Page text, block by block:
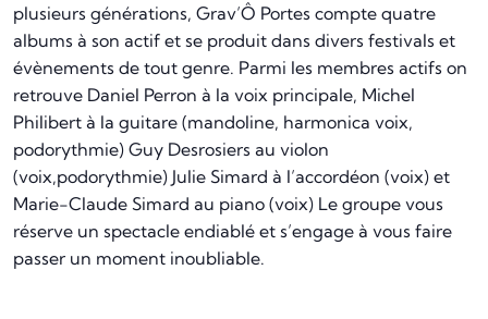
plusieurs générations, Grav’Ô Portes compte quatre
albums à son actif et se produit dans divers festivals et
évènements de tout genre. Parmi les membres actifs on
retrouve Daniel Perron à la voix principale, Michel
Philibert à la guitare (mandoline, harmonica voix,
podorythmie) Guy Desrosiers au violon
(voix,podorythmie) Julie Simard à l’accordéon (voix) et
Marie-Claude Simard au piano (voix) Le groupe vous
réserve un spectacle endiablé et s’engage à vous faire
passer un moment inoubliable.